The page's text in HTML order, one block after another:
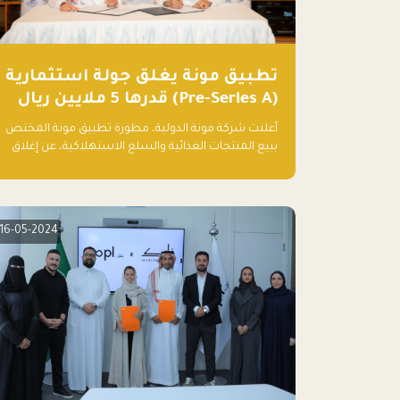
تطبيق مونة يغلق جولة استثمارية
(Pre-Series A) قدرها 5 ملايين ريال
أعلنت شركة مونة الدولية، مطورة تطبيق مونة المختص
ببيع المنتجات الغذائية والسلع الاستهلاكية، عن إغلاق
سعودي (1.3 مليون دولار أمريكي)، بقيادة شركتي دعم
الراجحي القابضة.
16-05-2024